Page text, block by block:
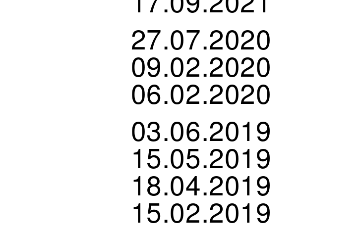
27.07.2020
09.02.2020
06.02.2020
03.06.2019
15.05.2019
18.04.2019
15.02.2019